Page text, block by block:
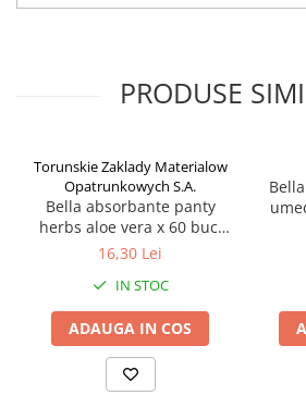
PRODUSE
Torunskie Zaklady Materialow
Opatrunkowych S.A.
Bella absorbante panty
herbs aloe vera x 60 buc.
Zephyr Labs
16,30 Lei
IN STOC
ADAUGA IN COS